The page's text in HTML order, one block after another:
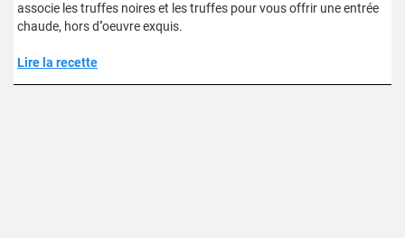
associe les truffes noires et les truffes pour vous offrir une entrée
chaude, hors d''oeuvre exquis.
Lire la recette